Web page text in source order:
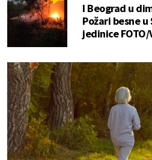
I Beograd u
Požari besne
jedinice FOTO/